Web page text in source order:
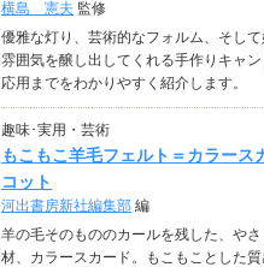
横島 憲夫 監修
優雅な灯り、芸術的なフォルム、そし
雰囲気を醸し出してくれる手作りキャ
応用までをわかりやすく紹介します。
趣味･実用・芸術
もこもこ羊毛フェルト＝カラー
コット
河出書房新社編集部 編
羊の毛そのもののカールを残した、や
材、カラースカード。もこもことした